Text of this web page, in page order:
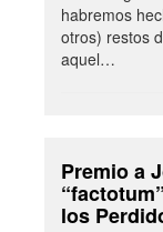
habremos
otros) restos
aquel…
Premio a
los